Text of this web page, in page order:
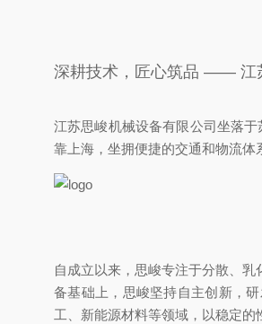
深耕技术，匠心筑品 —— 江
江苏思峻机械设备有限公司坐落
靠上海，坐拥便捷的交通和物流体
自成立以来，思峻专注于分散、
备基础上，思峻坚持自主创新，
工、新能源材料等领域，以稳定的